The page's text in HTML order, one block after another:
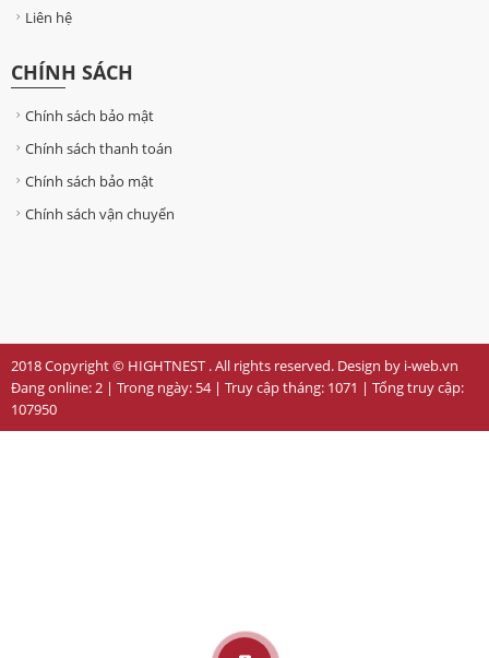
Liên hệ
CHÍNH SÁCH
Chính sách bảo mật
Chính sách thanh toán
Chính sách bảo mật
Chính sách vận chuyển
2018 Copyright © HIGHTNEST . All rights reserved. Design by i-web.vn
Đang online:2 | Trong ngày: 54| Truy cập tháng: 1071 | Tổng truy cập:
107950